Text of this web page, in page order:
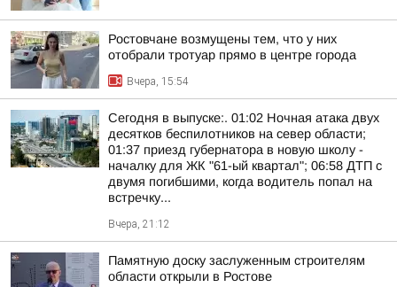
Ростовчане возмущены тем, что у них
отобрали тротуар прямо в центре города
Вчера, 15:54
Сегодня в выпуске:. 01:02 Ночная атака двух
десятков беспилотников на север области;
01:37 приезд губернатора в новую школу -
началку для ЖК "61-ый квартал"; 06:58 ДТП с
двумя погибшими, когда водитель попал на
встречку...
Вчера, 21:12
Памятную доску заслуженным строителям
области открыли в Ростове